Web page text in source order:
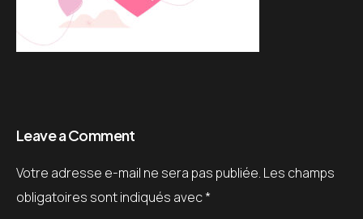
Leave a Comment
Votre adresse e-mail ne sera pas publiée. Les champs
obligatoires sont indiqués avec*